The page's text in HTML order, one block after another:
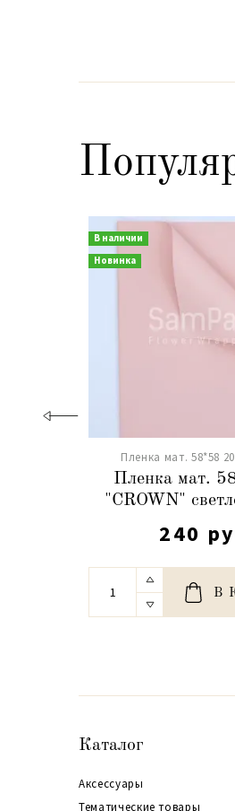
В наличии
Новинка
Пленка мат. 58*58
Пленка мат.
"CROWN"
240
В
Каталог
Аксессуары
Тематические товары